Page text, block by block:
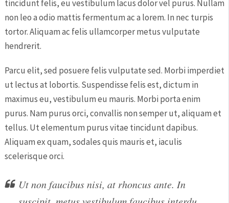
tincidunt felis, eu vestibulum lacus dolor vel purus. Nullam
non leo a odio mattis fermentum ac a lorem. In nec turpis
tortor. Aliquam ac felis ullamcorper metus vulputate
hendrerit.
Parcu elit, sed posuere felis vulputate sed. Morbi imperdiet
ut lectus at lobortis. Suspendisse felis est, dictum in
maximus eu, vestibulum eu mauris. Morbi porta enim
purus. Nam purus orci, convallis non semper ut, aliquam et
tellus. Ut elementum purus vitae tincidunt dapibus.
Aliquam ex quam, sodales quis mauris et, iaculis
scelerisque orci.
Ut non faucibus nisi, at rhoncus ante. In